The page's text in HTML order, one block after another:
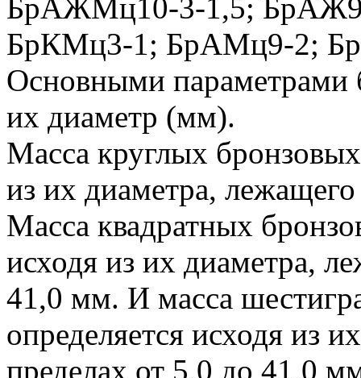
БрАЖМц10-3-1,5;
БрКМц3-1; БрАМц9-2;
Основными параметрами
их диаметр (мм).
Масса круглых
из их диаметра,
Масса квадратных
исходя из их диаметра,
41,0 мм. И масса
определяется исходя из
пределах от 5,0 до 41,0